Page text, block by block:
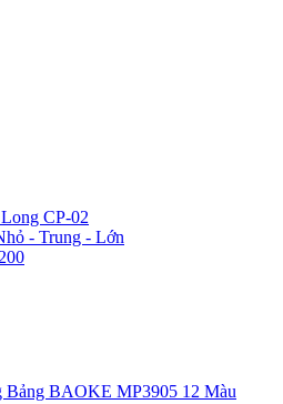
CP-02
- Trung - Lớn
Bảng BAOKE MP3905 12 Màu